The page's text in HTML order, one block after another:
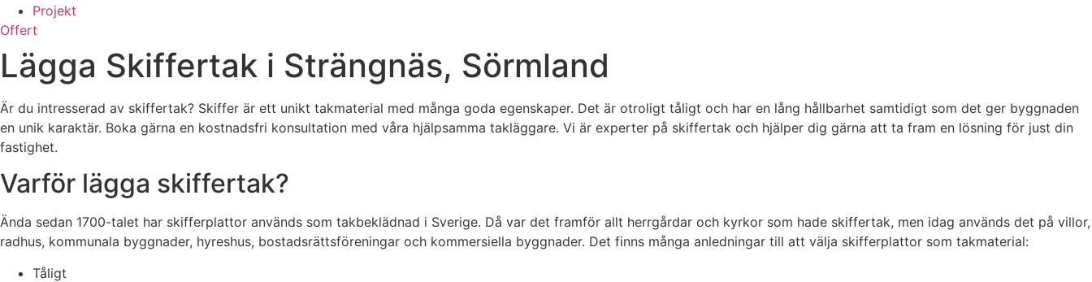
Projekt
Offert
Lägga Skiffertak i Strängnäs, Sörmland
Är du intresserad av skiffertak? Skiffer är ett unikt takmaterial med många goda egenskaper. Det är otroligt tåligt och har en lång hållbarhet samtidigt som det ger byggnaden
en unik karaktär. Boka gärna en kostnadsfri konsultation med våra hjälpsamma takläggare. Vi är experter på skiffertak och hjälper dig gärna att ta fram en lösning för just din
fastighet.
Varför lägga skiffertak?
Ända sedan 1700-talet har skifferplattor används som takbeklädnad i Sverige. Då var det framför allt herrgårdar och kyrkor som hade skiffertak, men idag används det på villor,
radhus, kommunala byggnader, hyreshus, bostadsrättsföreningar och kommersiella byggnader. Det finns många anledningar till att välja skifferplattor som takmaterial:
Tåligt